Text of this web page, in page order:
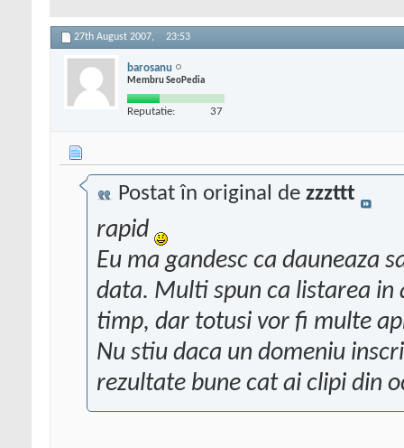
27th August 2007, 23:53
barosanu
Membru SeoPedia
Reputatie: 37
Postat în original de zzzttt
rapid
Eu ma gandesc ca dauneaza
data. Multi spun ca listarea in
timp, dar totusi vor fi multe
Nu stiu daca un domeniu
rezultate bune cat ai clipi din